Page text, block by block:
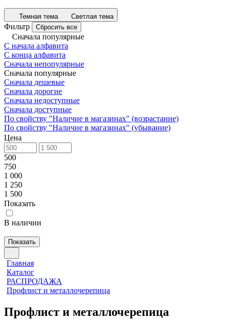
Темная тема Светлая тема
Фильтр Сбросить все
Сначала популярные
С начала алфавита
С конца алфавита
Сначала непопулярные
Сначала популярные
Сначала дешевые
Сначала дорогие
Сначала недоступные
Сначала доступные
По свойству "Наличие в магазинах" (возрастание)
По свойству "Наличие в магазинах" (убывание)
Цена
500
750
1 000
1 250
1 500
Показать
В наличии
Показать
Главная
Каталог
РАСПРОДАЖА
Профлист и металлочерепица
Профлист и металлочерепица